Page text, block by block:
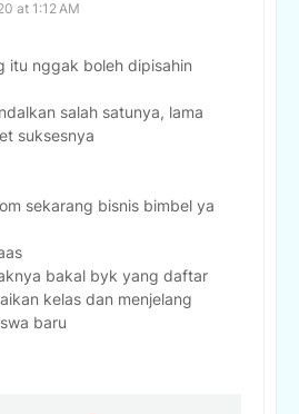
at 1:12 AM
itu nggak boleh dipisahin
salah satunya, lama
suksesnya
sekarang bisnis bimbel ya
bakal byk yang daftar
kelas dan menjelang
baru